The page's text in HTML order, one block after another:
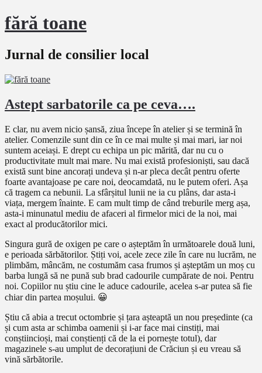
fără toane
Jurnal de consilier local
Astept sarbatorile ca pe ceva….
E clar, nu avem nicio șansă, ziua începe în atelier și se termină în
atelier. Comenzile sunt din ce în ce mai multe și mai mari, iar noi
suntem aceiași. E drept cu echipa un pic mărită, dar nu cu o
productivitate mult mai mare. Nu mai există profesioniști, sau dacă
există sunt bine ancorați undeva și n-ar pleca decât pentru oferte
foarte avantajoase pe care noi, deocamdată, nu le putem oferi. Așa
că tragem ca nebunii. La sfârșitul lunii ne ia cu plâns, dar asta-i
viața, mergem înainte. E cam mult timp de când treburile merg așa,
asta-i minunatul mediu de afaceri al firmelor mici de la noi, mai
exact al producătorilor mici.
Singura gură de oxigen pe care o așteptăm în următoarele două luni,
e perioada sărbătorilor. Știți voi, acele zece zile în care nu lucrăm, ne
plimbăm, mâncăm, ne costumăm casa frumos și așteptăm un moș cu
barba lungă să ne pună sub brad cadourile cumpărate de noi. Pentru
noi. Copiilor nu știu cine le aduce cadourile, acelea s-ar putea să fie
chiar din partea moșului. 😀
Știu că abia a trecut octombrie și țara așteaptă un nou președinte (ca
și cum asta ar schimba oamenii și i-ar face mai cinstiți, mai
conștiincioși, mai conștienți că de la ei pornește totul), dar
magazinele s-au umplut de decorațiuni de Crăciun și eu vreau să
vină sărbătorile.